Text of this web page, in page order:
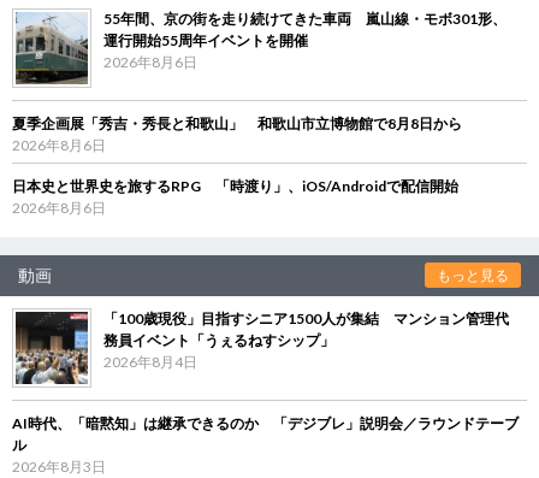
55年間、京の街を走り続けてきた車両 嵐山線・モボ301形、
運行開始55周年イベントを開催
2026年8月6日
夏季企画展「秀吉・秀長と和歌山」 和歌山市立博物館で8月8日から
2026年8月6日
日本史と世界史を旅するRPG 「時渡り」、iOS/Androidで配信開始
2026年8月6日
動画 もっと見る
「100歳現役」目指すシニア1500人が集結 マンション管理代
務員イベント「うぇるねすシップ」
2026年8月4日
AI時代、「暗黙知」は継承できるのか 「デジブレ」説明会／ラウンドテーブ
ル
2026年8月3日